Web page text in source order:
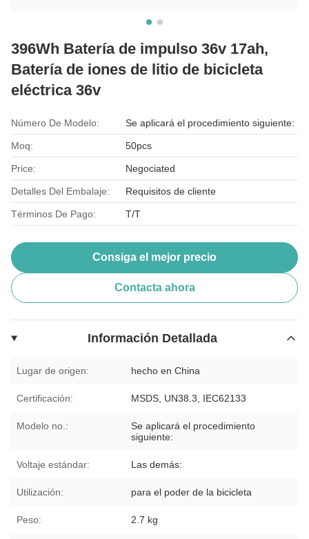
396Wh Batería de impulso 36v 17ah,
Batería de iones de litio de bicicleta
eléctrica 36v
Número De Modelo: Se aplicará el procedimiento siguiente:
Moq: 50pcs
Price: Negociated
Detalles Del Embalaje: Requisitos de cliente
Términos De Pago: T/T
Consiga el mejor precio
Contacta ahora
Información Detallada
Lugar de origen: hecho en China
Certificación: MSDS, UN38.3, IEC62133
Modelo no.:
Se aplicará el procedimiento
siguiente:
Voltaje estándar: Las demás:
Utilización: para el poder de la bicicleta
Peso: 2.7 kg